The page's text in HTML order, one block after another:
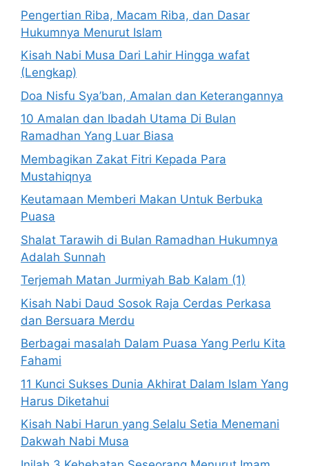
Pengertian Riba, Macam Riba, dan Dasar
Hukumnya Menurut Islam
Kisah Nabi Musa Dari Lahir Hingga wafat
(Lengkap)
Doa Nisfu Sya’ban, Amalan dan Keterangannya
10 Amalan dan Ibadah Utama Di Bulan
Ramadhan Yang Luar Biasa
Membagikan Zakat Fitri Kepada Para
Mustahiqnya
Keutamaan Memberi Makan Untuk Berbuka
Puasa
Shalat Tarawih di Bulan Ramadhan Hukumnya
Adalah Sunnah
Terjemah Matan Jurmiyah Bab Kalam (1)
Kisah Nabi Daud Sosok Raja Cerdas Perkasa
dan Bersuara Merdu
Berbagai masalah Dalam Puasa Yang Perlu Kita
Fahami
11 Kunci Sukses Dunia Akhirat Dalam Islam Yang
Harus Diketahui
Kisah Nabi Harun yang Selalu Setia Menemani
Dakwah Nabi Musa